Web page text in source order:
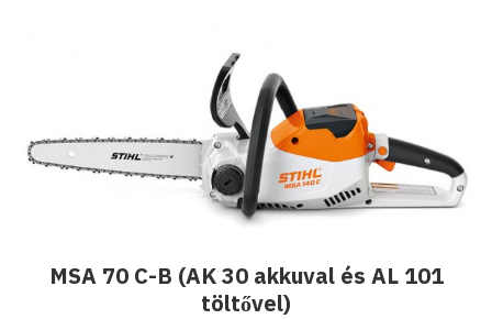
MSA 70 C-B (AK 30 akkuval és AL 101
töltővel)